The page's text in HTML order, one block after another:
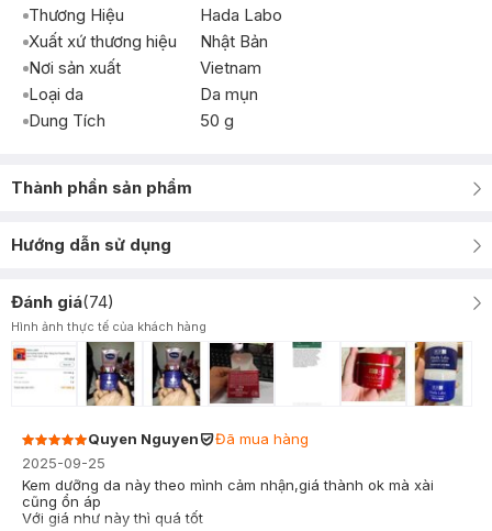
Thương Hiệu
Hada Labo
Xuất xứ thương hiệu
Nhật Bản
Nơi sản xuất
Vietnam
Loại da
Da mụn
Dung Tích
50 g
Thành phần sản phẩm
Hướng dẫn sử dụng
Đánh giá(74)
Hình ảnh thực tế của khách hàng
Quyen Nguyen
Đã mua hàng
2025-09-25
Kem dưỡng da này theo mình cảm nhận,giá thành ok mà xài
cũng ổn áp
Với giá như này thì quá tốt